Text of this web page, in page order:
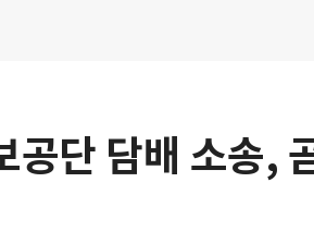
공단 담배 소송,